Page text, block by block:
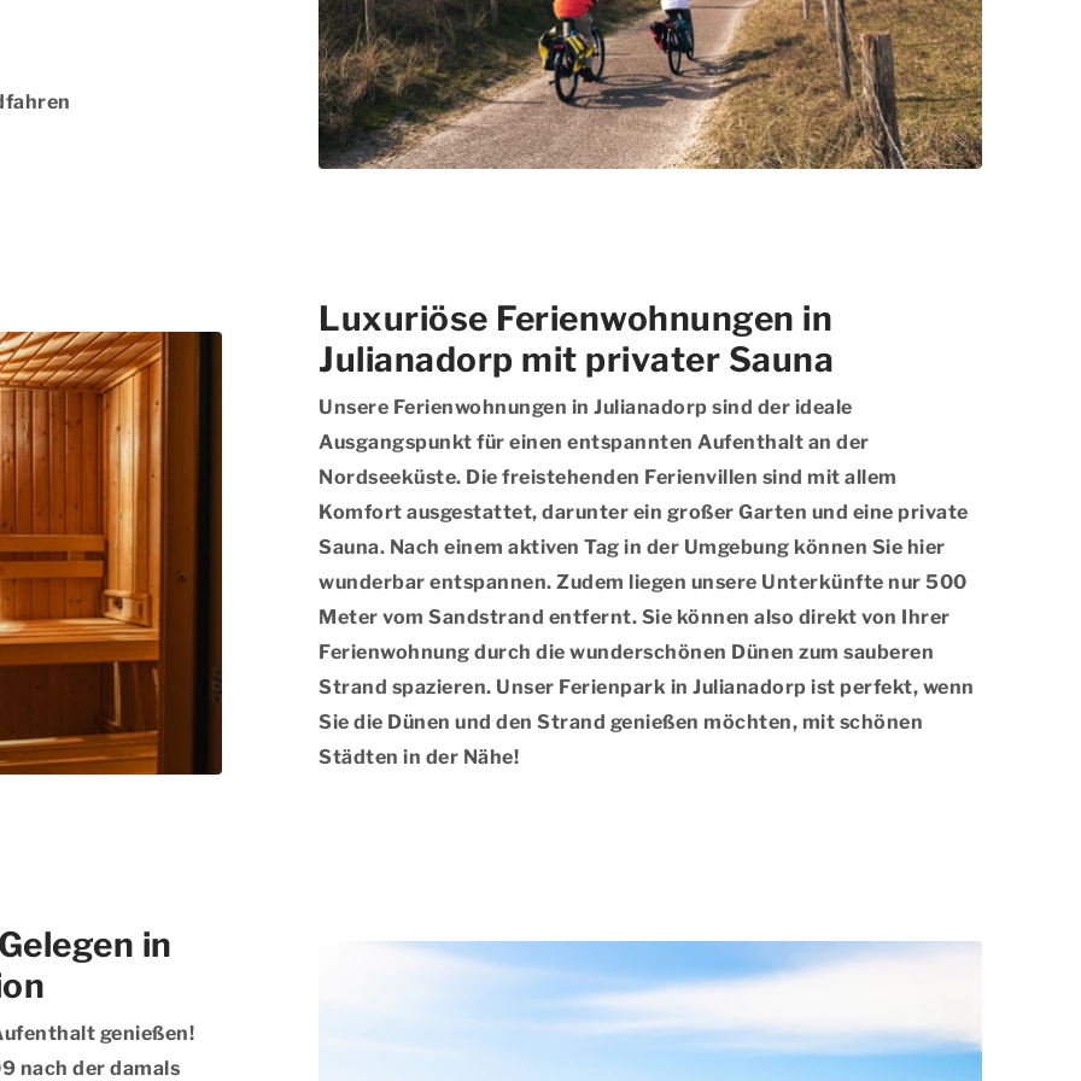
Luxuriöse Ferienwohnungen in
Julianadorp mit privater Sauna
Unsere Ferienwohnungen in Julianadorp sind der ideale
Ausgangspunkt für einen entspannten Aufenthalt an der
Nordseeküste. Die freistehenden Ferienvillen sind mit allem
Komfort ausgestattet, darunter ein großer Garten und eine private
Sauna. Nach einem aktiven Tag in der Umgebung können Sie hier
wunderbar entspannen. Zudem liegen unsere Unterkünfte nur 500
Meter vom Sandstrand entfernt. Sie können also direkt von Ihrer
Ferienwohnung durch die wunderschönen Dünen zum sauberen
Strand spazieren. Unser Ferienpark in Julianadorp ist perfekt, wenn
Sie die Dünen und den Strand genießen möchten, mit schönen
Städten in der Nähe!
in
genießen!
nach der damals